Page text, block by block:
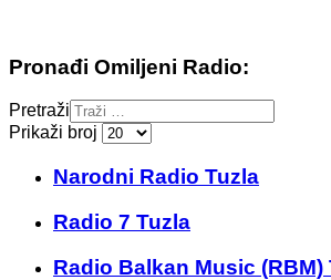
Pronađi Omiljeni Radio:
Pretraži
Prikaži broj
Narodni Radio Tuzla
Radio 7 Tuzla
Radio Balkan Music (RBM)